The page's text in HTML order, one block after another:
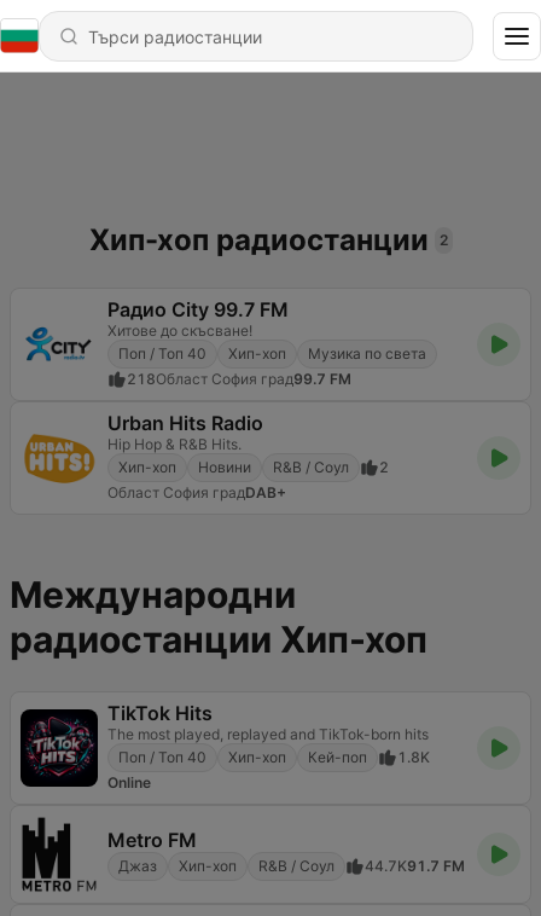
Хип-хоп радиостанции 2
Радио City 99.7 FM
Хитове до скъсване!
Поп / Топ 40
Хип-хоп
Музика по света
218Област София град99.7 FM
Urban Hits Radio
Hip Hop & R&B Hits.
Хип-хоп
Новини R&B / Соул
2
Област София градDAB+
Международни
радиостанции Хип-хоп
TikTok Hits
The most played, replayed and TikTok-born hits
Поп / Топ 40
Хип-хоп Кей-поп
1.8K
Online
Metro FM
Джаз Хип-хоп R&B / Соул 44.7K91.7 FM